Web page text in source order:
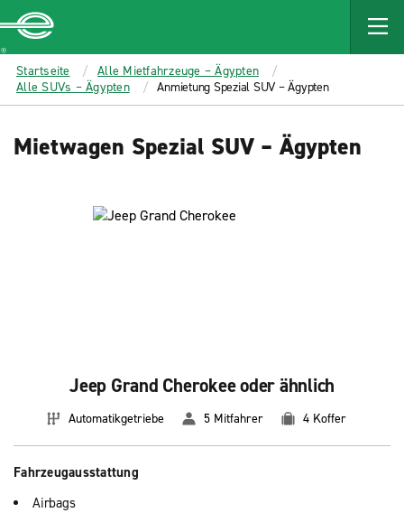
MAIN
CONTENT
Enterprise
Startseite
Alle Mietfahrzeuge – Ägypten
Alle SUVs – Ägypten
Anmietung Spezial SUV – Ägypten
Mietwagen Spezial SUV – Ägypten
Jeep Grand Cherokee oder ähnlich
Automatikgetriebe 5 Mitfahrer 4 Koffer
Fahrzeugausstattung
Airbags